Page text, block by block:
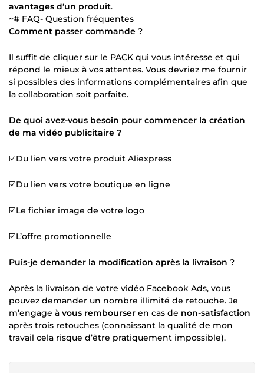
avantages d’un produit.
~# FAQ- Question fréquentes
Comment passer commande ?
Il suffit de cliquer sur le PACK qui vous intéresse et qui
répond le mieux à vos attentes. Vous devriez me fournir
si possibles des informations complémentaires afin que
la collaboration soit parfaite.
De quoi avez-vous besoin pour commencer la création
de ma vidéo publicitaire ?
☑️Du lien vers votre produit Aliexpress
☑️Du lien vers votre boutique en ligne
☑️Le fichier image de votre logo
☑️L’offre promotionnelle
Puis-je demander la modification après la livraison ?
Après la livraison de votre vidéo Facebook Ads, vous
pouvez demander un nombre illimité de retouche. Je
m’engage à vous rembourser en cas de non-satisfaction
après trois retouches (connaissant la qualité de mon
travail cela risque d’être pratiquement impossible).